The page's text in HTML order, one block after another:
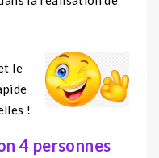
le
!
4 personnes